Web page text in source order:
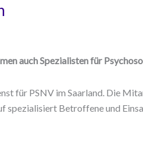
auch Spezialisten für
für PSNV im Saarland. Die
spezialisiert Betroffene und